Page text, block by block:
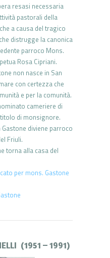
resasi necessaria
pastorali della
a causa del tragico
distrugge la canonica
parroco Mons.
Rosa Cipriani.
non nasce in San
con certezza che
e per la comunità.
cameriere di
di monsignore.
diviene parroco
Friuli.
torna alla casa del
per mons. Gastone
(1951 – 1991)